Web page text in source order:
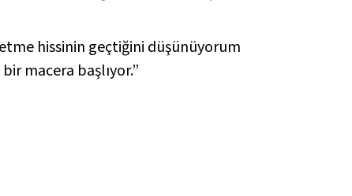
hissinin geçtiğini düşünüyorum
macera başlıyor.”